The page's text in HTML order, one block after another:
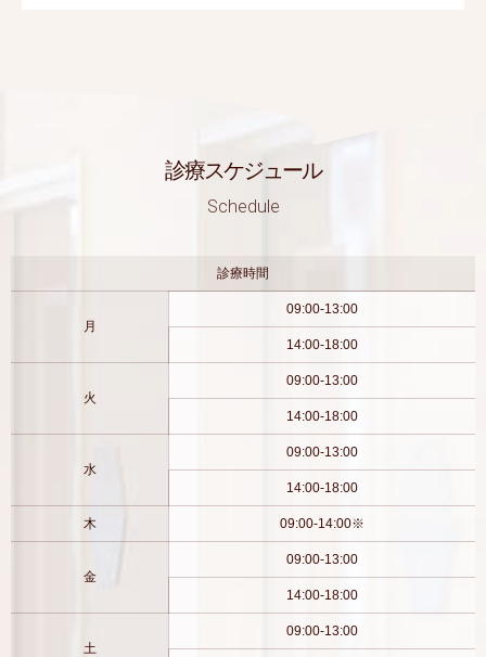
診療スケジュール
Schedule
診療時間
月
09:00-13:00
14:00-18:00
火
09:00-13:00
14:00-18:00
水
09:00-13:00
14:00-18:00
木 09:00-14:00※
金
09:00-13:00
14:00-18:00
土
09:00-13:00